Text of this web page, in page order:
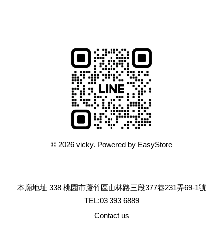
© 2026 vicky. Powered by EasyStore
本廟地址 338 桃園市蘆竹區山林路三段377巷231弄69-1號
TEL:03 393 6889
Contact us